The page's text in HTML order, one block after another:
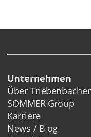
Unternehmen
Über Triebenbacher
SOMMER Group
Karriere
News / Blog